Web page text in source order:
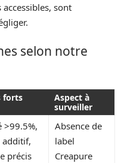
accessibles, sont
selon notre
forts
Aspect à
surveiller
>99.5%,
additif,
précis
Absence de
label
Creapure